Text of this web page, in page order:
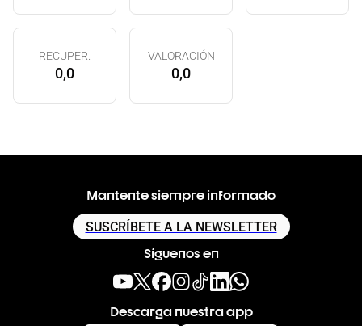
RECUPER.
0,0
VALORACIÓN
0,0
Mantente siempre informado
SUSCRÍBETE A LA NEWSLETTER
Síguenos en
Descarga nuestra app